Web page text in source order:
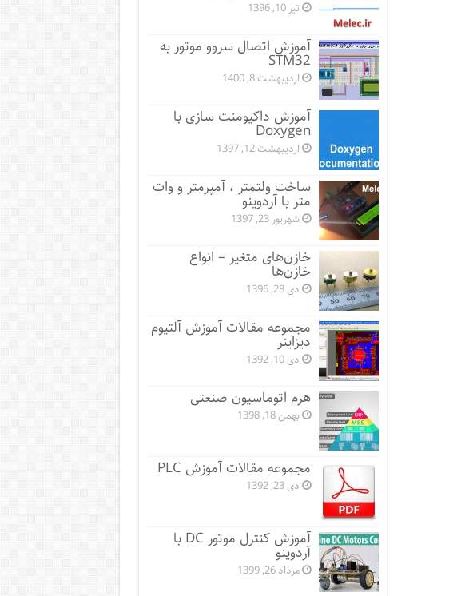
تیر 10, 1396
آموزش اتصال سروو موتور به
STM32
اردیبهشت 8, 1400
آموزش داکیومنت سازی با
Doxygen
اردیبهشت 12, 1397
ساخت ولتمتر ، آمپرمتر و وات
متر با آردوینو
شهریور 23, 1397
خازن‌های متغیر – انواع
خازن‌ها
دی 28, 1396
مجموعه مقالات آموزش آلتیوم
دیزاینر
دی 10, 1392
هرم اتوماسیون صنعتی
بهمن 18, 1398
مجموعه مقالات آموزش PLC
دی 23, 1392
آموزش کنترل موتور DC با
آردوینو
مرداد 26, 1399